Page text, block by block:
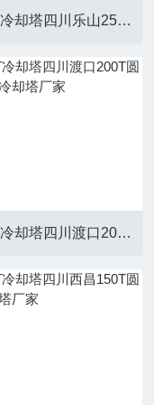
250T冷却塔四川乐山250T圆形冷却塔厂家
200T冷却塔四川渡口200T圆形降温冷却塔厂家